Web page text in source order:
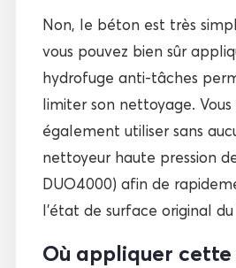
Non, le béton est très
vous pouvez bien sûr
hydrofuge anti-tâches
limiter son nettoyage. Vous
également utiliser sans
nettoyeur haute pression
DUO4000) afin de
l’état de surface original
Où appliquer cette